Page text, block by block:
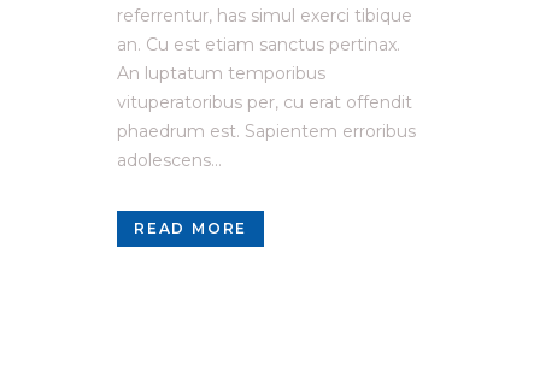
referrentur, has simul exerci tibique
an. Cu est etiam sanctus pertinax.
An luptatum temporibus
vituperatoribus per, cu erat offendit
phaedrum est. Sapientem erroribus
adolescens...
READ MORE